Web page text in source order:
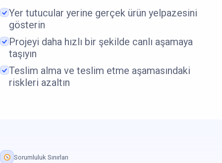
Yer tutucular yerine gerçek ürün yelpazesini
gösterin
Projeyi daha hızlı bir şekilde canlı aşamaya
taşıyın
Teslim alma ve teslim etme aşamasındaki
riskleri azaltın
Sorumluluk Sınırları